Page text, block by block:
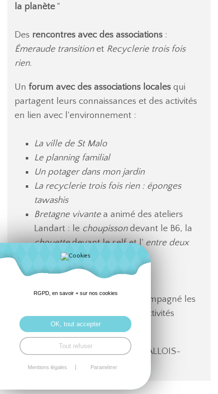
la planète "
Des rencontres avec des associations :
Émeraude transitionet Recyclerie trois fois
rien.
Un forum avec des associations locales qui
partagent leurs connaissances et des activités
en lien avec l'environnement :
La ville de St Malo
Le planning familial
Un potager dans mon jardin
La recyclerie trois fois rien : éponges
tawashis
Bretagne vivantea animé des ateliers
Landart : le choupissondevant le B6, la
chouettedevant le self et l' entre deux
dans le bois
La friperie du lycée
:Télétik
Beaucoup d'enseignants ont accompagné les
élèves sur ce forum et dans les activités
proposées.
Professeure référente : Mme LEVALLOIS-
BALEINE
RGPD, en savoir + sur nos cookies
OK, tout accepter
Tout refuser
Mentions légales Paramétrer